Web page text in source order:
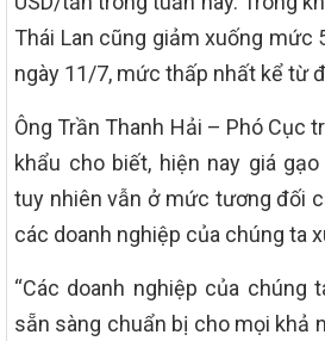
Thái Lan cũng giảm xuống mức
ngày 11/7, mức thấp nhất kể từ
Ông Trần Thanh Hải – Phó Cục
khẩu cho biết, hiện nay giá
tuy nhiên vẫn ở mức tương đối
các doanh nghiệp của chúng ta
“Các doanh nghiệp của chúng
sẵn sàng chuẩn bị cho mọi khả